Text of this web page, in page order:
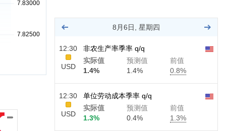
8月6日, 星期四
12:30
USD
非农生产率季率 q/q
实际值
1.4%
预测值
1.4%
前值
0.8%
12:30
USD
单位劳动成本季率 q/q
实际值
1.3%
预测值
0.4%
前值
1.3%